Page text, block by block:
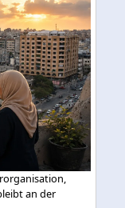
an der